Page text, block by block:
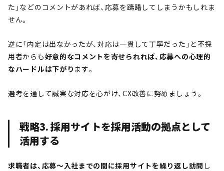
た」などのコメントがあれば、応募を躊躇してしまうかもしれま
せん。
逆に「内定は出なかったが、対応は一貫して丁寧だった」と不採
用者からも好意的なコメントを寄せられれば、応募への心理的
なハードルは下がり ます。
選考を通して誠実な対応を心がけ、CX改善に努めましょう。
戦略3. 採用サイトを採用活動の拠点として
活用する
求職者は、応募〜入社までの間に採用サイトを繰り返し訪問 し